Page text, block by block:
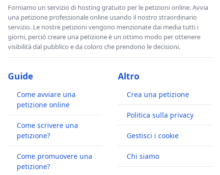
Forniamo un servizio di hosting gratuito per le petizioni online. Avvia
una petizione professionale online usando il nostro straordinario
servizio. Le nostre petizioni vengono menzionate dai media tutti i
giorni, perciò creare una petizione è un ottimo modo per ottenere
visibilità dal pubblico e da coloro che prendono le decisioni.
Guide
Come avviare una
petizione online
Come scrivere una
petizione?
Come promuovere una
petizione?
Altro
Crea una petizione
Politica sulla privacy
Gestisci i cookie
Chi siamo